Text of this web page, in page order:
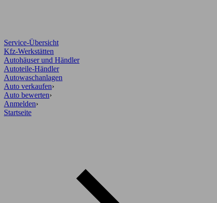
Service-Übersicht
Kfz-Werkstätten
Autohäuser und Händler
Autoteile-Händler
Autowaschanlagen
Auto verkaufen›
Auto bewerten›
Anmelden›
Startseite